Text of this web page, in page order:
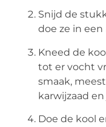
Snijd de
doe ze in
Kneed de
tot er vocht
smaak,
karwijzaad
Doe de kool